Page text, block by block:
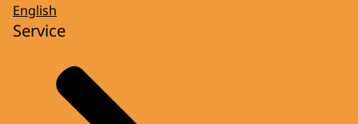
English
Service